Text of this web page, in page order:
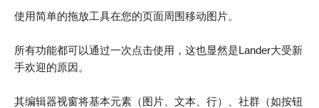
使用简单的拖放工具在您的页面周围移动图片。
所有功能都可以通过一次点击使用，这也显然是Lander大受新
手欢迎的原因。
其编辑器视窗将基本元素（图片、文本、行）、社群（如按钮